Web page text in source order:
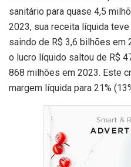
sanitário para quase 4,5
2023, sua receita líquida
saindo de R$ 3,6 bilhões em
o lucro líquido saltou de R$
868 milhões em 2023. Este
margem líquida para 21%